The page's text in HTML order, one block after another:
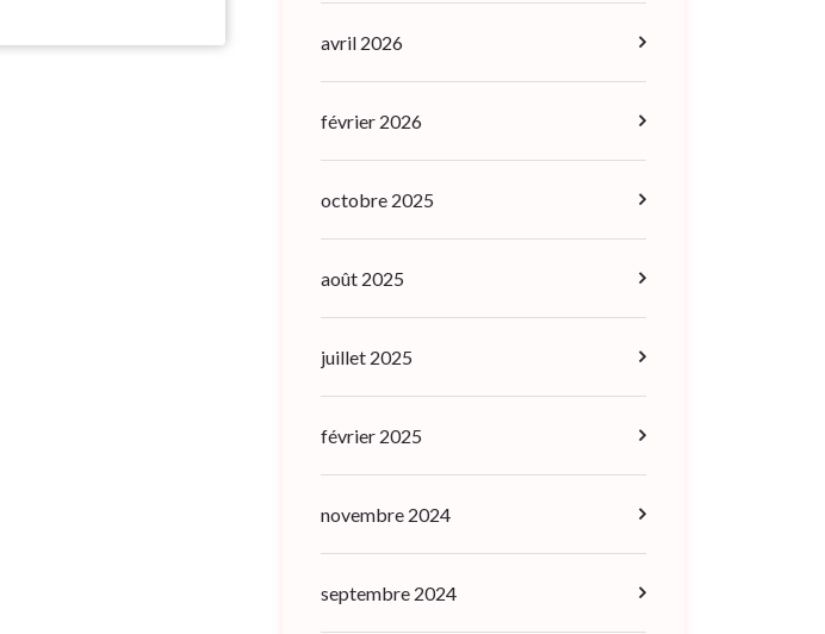
avril 2026
février 2026
octobre 2025
août 2025
juillet 2025
février 2025
novembre 2024
septembre 2024